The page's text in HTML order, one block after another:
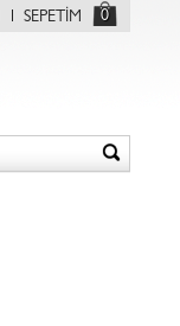
SEPETİM 0